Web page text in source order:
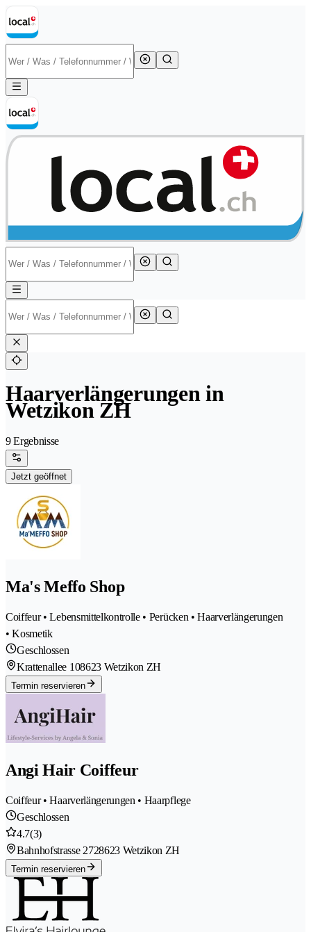
Haarverlängerungen in
Wetzikon ZH
9 Ergebnisse
Jetzt geöffnet
Ma's Meffo Shop
Coiffeur • Lebensmittelkontrolle • Perücken • Haarverlängerungen
• Kosmetik
Geschlossen
Krattenallee 108623 Wetzikon ZH
Termin reservieren
Angi Hair Coiffeur
Coiffeur • Haarverlängerungen • Haarpflege
Geschlossen
4.7(3)
Bahnhofstrasse 2728623 Wetzikon ZH
Termin reservieren